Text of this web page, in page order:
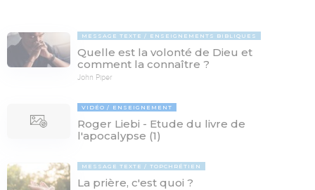
MESSAGE TEXTE ENSEIGNEMENTS BIBLIQUES
Quelle est la volonté de Dieu et
comment la connaître ?
John Piper
VIDÉO ENSEIGNEMENT
Roger Liebi - Etude du livre de
l'apocalypse (1)
MESSAGE TEXTE TOPCHRÉTIEN
La prière, c'est quoi ?